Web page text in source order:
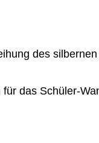
des
das Schüler-